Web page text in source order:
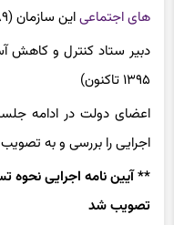
های اجتماعیاین سازمان (۱۳۸۹)
دبیر ستاد کنترل و کاهش
۱۳۹۵ تاکنون)
اعضای دولت در ادامه
اجرایی را بررسی و به
** آیین نامه اجرایی نحوه
تصویب شد